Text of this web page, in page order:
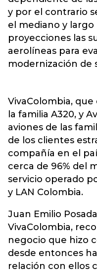
y por el contrario
el mediano y largo
proyecciones las
aerolíneas para
modernización de
VivaColombia,
la familia A320, y
aviones de las
de los clientes
compañía en el
cerca de 96% del
servicio operado
y LAN Colombia.
Juan Emilio
VivaColombia,
negocio que hizo
desde entonces
relación con ellos